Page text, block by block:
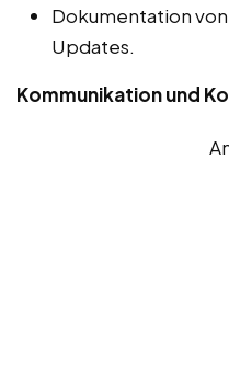
Dokumentation
Updates.
Kommunikation und